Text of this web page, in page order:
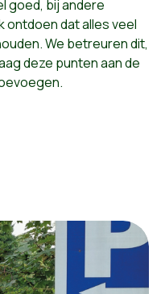
goed, bij andere
ontdoen dat alles veel
We betreuren dit,
deze punten aan de